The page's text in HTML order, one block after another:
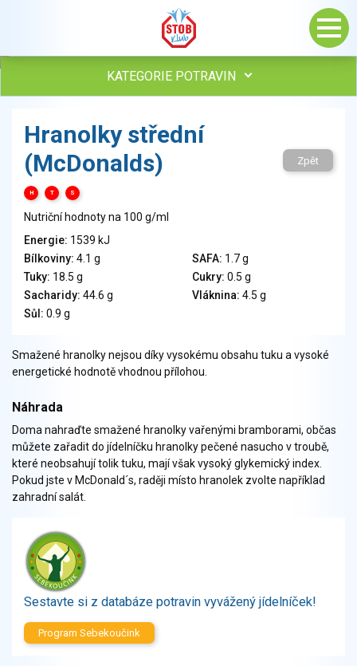
KATEGORIE POTRAVIN
Vejce
Mléko
Mléčné výrobky
Sýry
Veganské a vegetariánské výrobky
Tuky
Obiloviny, mouka, cereální výrobky
Chléb, pečivo, křehké chleby, pufované výrobky
Přílohy
Zelenina
Sladkosti, slané výrobky
Zmrzliny
Ochucovadla, přísady, sladidla
Sušené směsi
Polotovary, hotové pokrmy
Nápoje nealkoholické
Nápoje alkoholické
Restaurace, jídelny, hotová jídla
Fastfood
Hranolky střední
(McDonalds)
H T S
Zpět
Nutriční hodnoty na 100 g/ml
Energie: 1539 kJ
Bílkoviny: 4.1 g SAFA: 1.7 g
Tuky: 18.5 g Cukry: 0.5 g
Sacharidy: 44.6 g Vláknina: 4.5 g
Sůl: 0.9 g
Smažené hranolky nejsou díky vysokému obsahu tuku a vysoké
energetické hodnotě vhodnou přílohou.
Náhrada
Doma nahraďte smažené hranolky vařenými bramborami, občas
můžete zařadit do jídelníčku hranolky pečené nasucho v troubě,
které neobsahují tolik tuku, mají však vysoký glykemický index.
Pokud jste v McDonald´s, raději místo hranolek zvolte například
zahradní salát.
Sestavte si z databáze potravin vyvážený jídelníček!
Program Sebekoučink